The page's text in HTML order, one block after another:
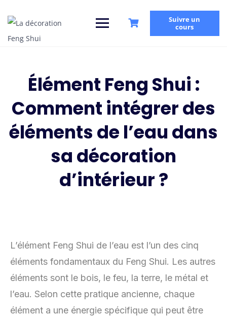
Suivre un
cours
Élément Feng Shui :
Comment intégrer des
éléments de l’eau dans
sa décoration
d’intérieur ?
L’élément Feng Shui de l’eau est l’un des cinq
éléments fondamentaux du Feng Shui. Les autres
éléments sont le bois, le feu, la terre, le métal et
l’eau. Selon cette pratique ancienne, chaque
élément a une énergie spécifique qui peut être